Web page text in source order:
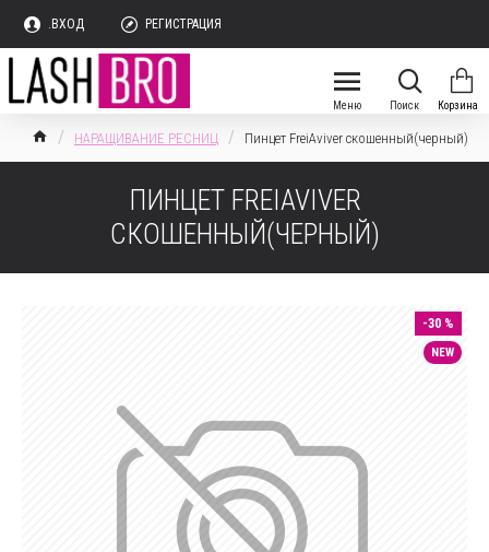
.ВХОД РЕГИСТРАЦИЯ
НАРАЩИВАНИЕ РЕСНИЦ Пинцет FreiAviver скошенный(черный)
ПИНЦЕТ FREIAVIVER
СКОШЕННЫЙ(ЧЕРНЫЙ)
NEW
-30 %